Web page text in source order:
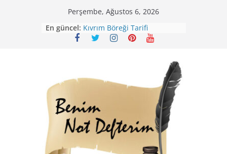
Perşembe, Ağustos 6, 2026
En güncel:
Mirik Köfte Tarifi – Sivas
Kıvrım Böreği Tarifi
Karabuğday Pilavı Tarifi